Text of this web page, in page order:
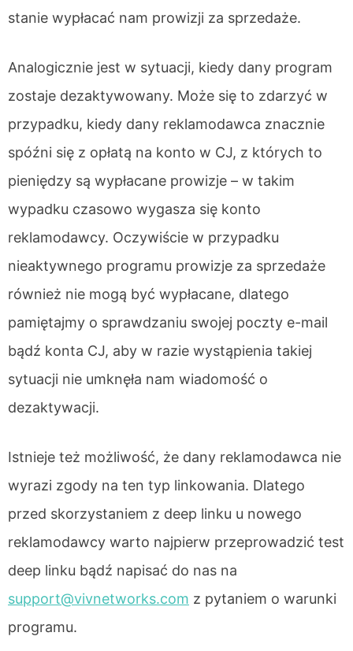
stanie wypłacać nam prowizji za sprzedaże.
Analogicznie jest w sytuacji, kiedy dany program
zostaje dezaktywowany. Może się to zdarzyć w
przypadku, kiedy dany reklamodawca znacznie
spóźni się z opłatą na konto w CJ, z których to
pieniędzy są wypłacane prowizje – w takim
wypadku czasowo wygasza się konto
reklamodawcy. Oczywiście w przypadku
nieaktywnego programu prowizje za sprzedaże
również nie mogą być wypłacane, dlatego
pamiętajmy o sprawdzaniu swojej poczty e-mail
bądź konta CJ, aby w razie wystąpienia takiej
sytuacji nie umknęła nam wiadomość o
dezaktywacji.
Istnieje też możliwość, że dany reklamodawca nie
wyrazi zgody na ten typ linkowania. Dlatego
przed skorzystaniem z deep linku u nowego
reklamodawcy warto najpierw przeprowadzić test
deep linku bądź napisać do nas na
support@vivnetworks.com z pytaniem o warunki
programu.